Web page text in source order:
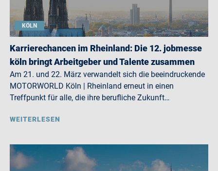
KÖLN
Karrierechancen im Rheinland: Die 12. jobmesse
köln bringt Arbeitgeber und Talente zusammen
Am 21. und 22. März verwandelt sich die beeindruckende
MOTORWORLD Köln | Rheinland erneut in einen
Treffpunkt für alle, die ihre berufliche Zukunft…
WEITERLESEN